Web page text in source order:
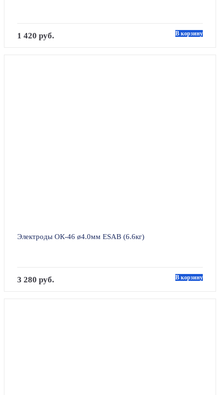
1 420 руб. В корзину
Электроды ОК-46 ø4.0мм ESAB (6.6кг)
3 280 руб. В корзину